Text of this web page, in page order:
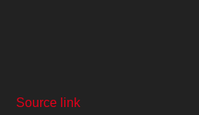
Source link